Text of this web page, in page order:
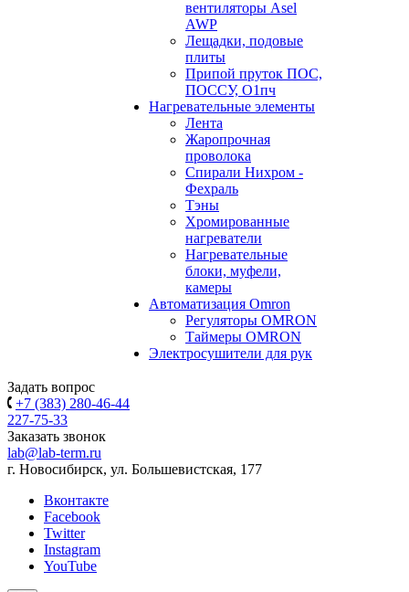
вентиляторы Asel
AWP
Лещадки, подовые
плиты
Припой пруток ПОС,
ПОССУ, О1пч
Нагревательные элементы
Лента
Жаропрочная
проволока
Спирали Нихром -
Фехраль
Тэны
Хромированные
нагреватели
Нагревательные
блоки, муфели,
камеры
Автоматизация Omron
Регуляторы OMRON
Таймеры OMRON
Электросушители для рук
Задать вопрос
+7 (383) 280-46-44
227-75-33
Заказать звонок
lab@lab-term.ru
г. Новосибирск, ул. Большевистская, 177
Вконтакте
Facebook
Twitter
Instagram
YouTube